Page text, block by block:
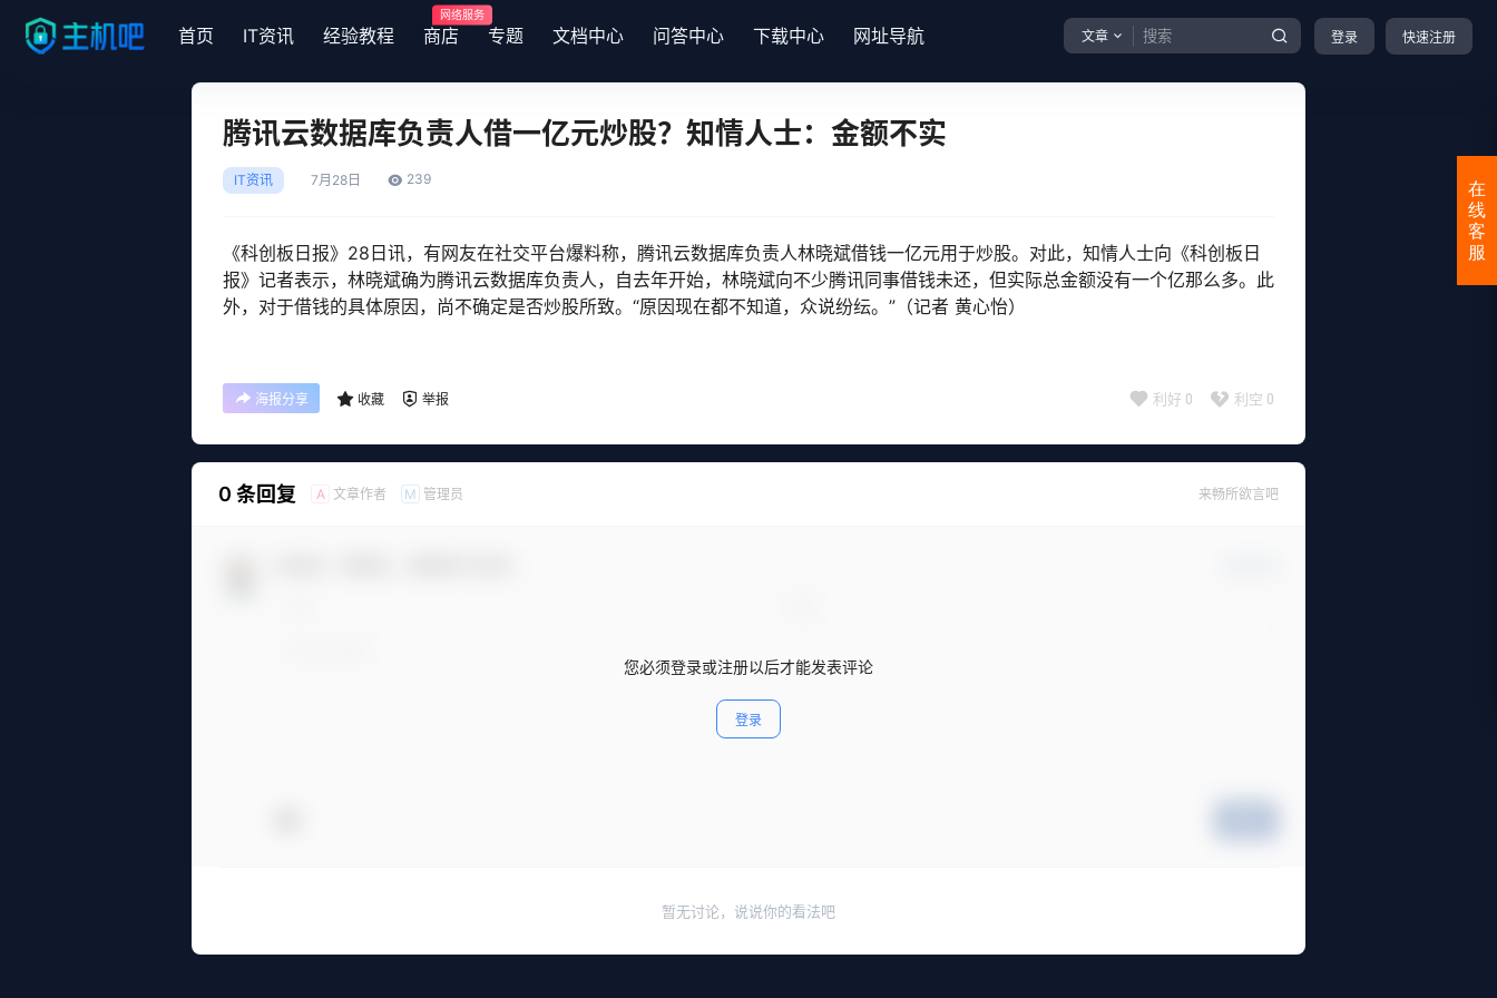
首页 IT资讯 经验教程 商店
网络服务
专题 文档中心 问答中心 下载中心 网址导航 文章 登录 快速注册
腾讯云数据库负责人借一亿元炒股？知情人士：金额不实
IT资讯 7月 28日 239
《科创板日报》28日讯，有网友在社交平台爆料称，腾讯云数据库负责人林晓斌借钱一亿元用于炒股。对此，知情人士向《科创板日
报》记者表示，林晓斌确为腾讯云数据库负责人，自去年开始，林晓斌向不少腾讯同事借钱未还，但实际总金额没有一个亿那么多。此
外，对于借钱的具体原因，尚不确定是否炒股所致。“原因现在都不知道，众说纷纭。”（记者 黄心怡）
海报分享 收藏 举报 利好 0 利空 0
0 条回复 A 文章作者 M 管理员 来畅所欲言吧
您必须登录或注册以后才能发表评论
登录
暂无讨论，说说你的看法吧
在
线
客
服